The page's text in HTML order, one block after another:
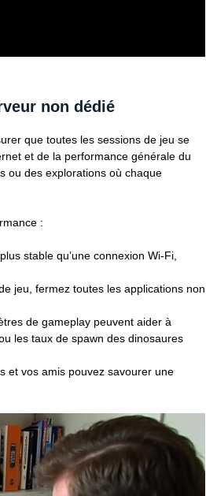
non dédié
que toutes les sessions de jeu se
et de la performance générale du
ou des explorations où chaque
:
stable qu’une connexion Wi-Fi,
jeu, fermez toutes les applications non
de gameplay peuvent aider à
les taux de spawn des dinosaures
et vos amis pouvez savourer une